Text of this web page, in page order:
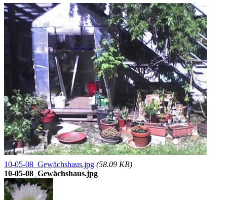
10-05-08_Gewächshaus.jpg (58.09 KB)
10-05-08_Gewächshaus.jpg